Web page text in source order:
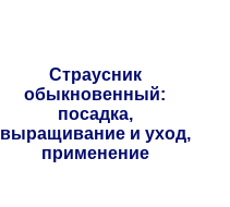
Страусник
обыкновенный:
посадка,
выращивание и уход,
применение